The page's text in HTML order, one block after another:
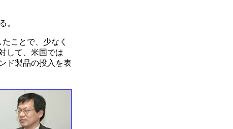
。
ことで、少なく
して、米国では
ド製品の投入を表